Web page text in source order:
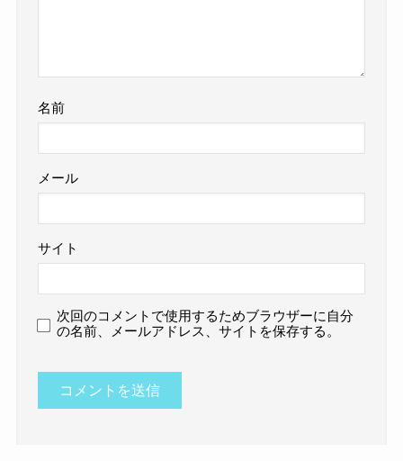
名前
メール
サイト
次回のコメントで使用するためブラウザーに自分
の名前、メールアドレス、サイトを保存する。